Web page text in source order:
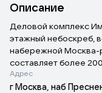
Описание
Деловой комплекс
этажный небоскреб,
набережной Москва-
составляет более
На 1 уровне
Адрес
г Москва, наб